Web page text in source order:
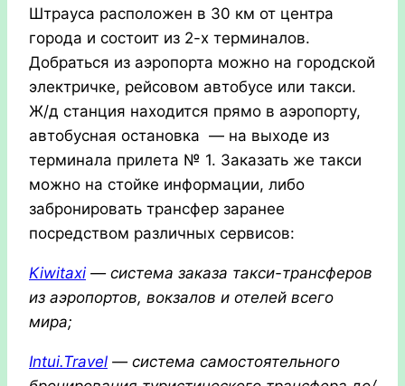
Штрауса расположен в 30 км от центра
города и состоит из 2-х терминалов.
Добраться из аэропорта можно на городской
электричке, рейсовом автобусе или такси.
Ж/д станция находится прямо в аэропорту,
автобусная остановка — на выходе из
терминала прилета № 1. Заказать же такси
можно на стойке информации, либо
забронировать трансфер заранее
посредством различных сервисов:
Kiwitaxi — система заказа такси-трансферов
из аэропортов, вокзалов и отелей всего
мира;
Intui.Travel — система самостоятельного